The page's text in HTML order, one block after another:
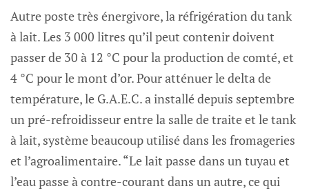
Autre poste très énergivore, la réfrigération du tank
à lait. Les 3 000 litres qu’il peut contenir doivent
passer de 30 à 12 °C pour la production de comté, et
4 °C pour le mont d’or. Pour atténuer le delta de
température, le G.A.E.C. a installé depuis septembre
un pré-refroidisseur entre la salle de traite et le tank
à lait, système beaucoup utilisé dans les fromageries
et l’agroalimentaire. “Le lait passe dans un tuyau et
l’eau passe à contre-courant dans un autre, ce qui